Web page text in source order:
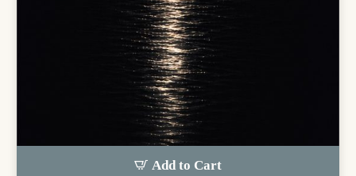
Add to Cart